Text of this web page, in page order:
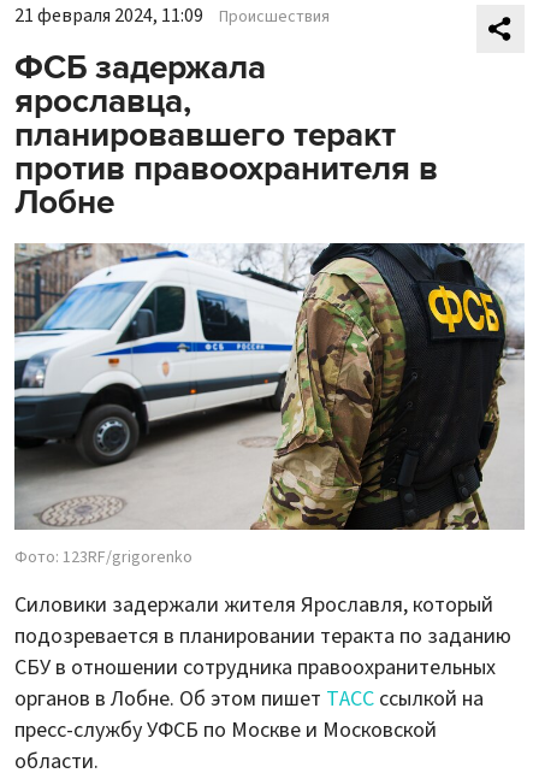
21 февраля 2024, 11:09 Происшествия
ФСБ задержала
ярославца,
планировавшего теракт
против правоохранителя в
Лобне
Фото: 123RF/grigorenko
Силовики задержали жителя Ярославля, который
подозревается в планировании теракта по заданию
СБУ в отношении сотрудника правоохранительных
органов в Лобне. Об этом пишет ТАСС ссылкой на
пресс-службу УФСБ по Москве и Московской
области.